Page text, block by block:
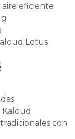
aire eficiente
Lotus
con